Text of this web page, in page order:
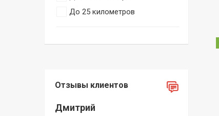
До 25 километров
Отзывы клиентов
Дмитрий